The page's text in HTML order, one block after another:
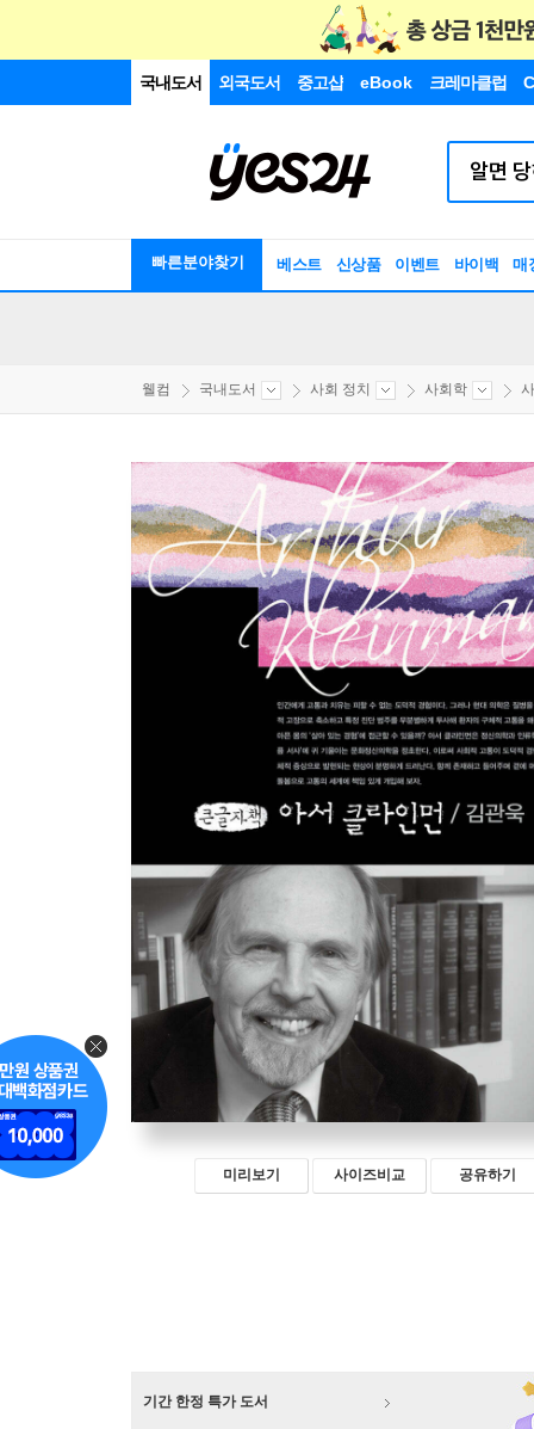
국내도서 외국도서 중고샵 eBook 크레마클럽
빠른분야찾기 베스트 신상품 이벤트 바이백 매
웰컴 국내도서 사회 정치 사회학
미리보기 사이즈비교 공유하기
기간 한정 특가 도서